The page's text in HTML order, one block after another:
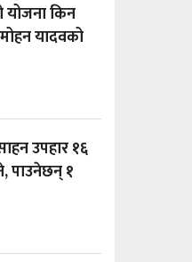
योजना किन
यादवको
उपहार १६
पाउनेछन् १